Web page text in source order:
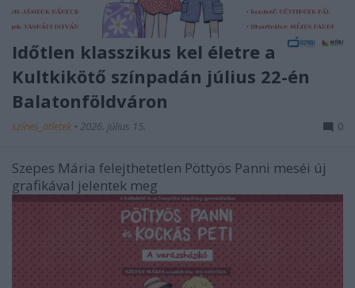
Időtlen klasszikus kel életre a
Kultkikötő színpadán július 22-én
Balatonföldváron
színes_ötletek • 2026. július 15. 0
Szepes Mária felejthetetlen Pöttyös Panni meséi új
grafikával jelentek meg